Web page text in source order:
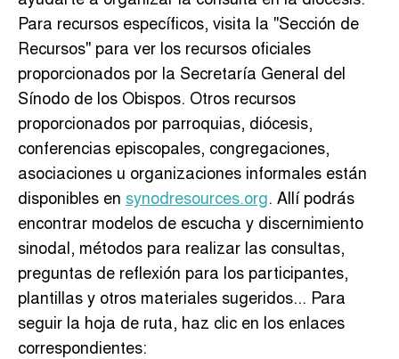
Para recursos específicos, visita la "Sección de
Recursos" para ver los recursos oficiales
proporcionados por la Secretaría General del
Sínodo de los Obispos. Otros recursos
proporcionados por parroquias, diócesis,
conferencias episcopales, congregaciones,
asociaciones u organizaciones informales están
disponibles en synodresources.org. Allí podrás
encontrar modelos de escucha y discernimiento
sinodal, métodos para realizar las consultas,
preguntas de reflexión para los participantes,
plantillas y otros materiales sugeridos... Para
seguir la hoja de ruta, haz clic en los enlaces
correspondientes: